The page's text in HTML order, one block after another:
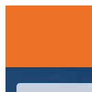
All-
All-
inhoud